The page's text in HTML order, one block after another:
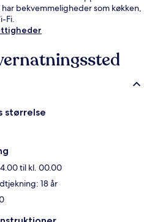
bekvemmeligheder som køkken,
Fi.
størrelse
til kl. 00.00
18 år